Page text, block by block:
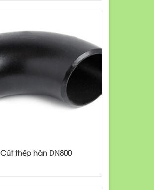
Cút thép hàn DN800